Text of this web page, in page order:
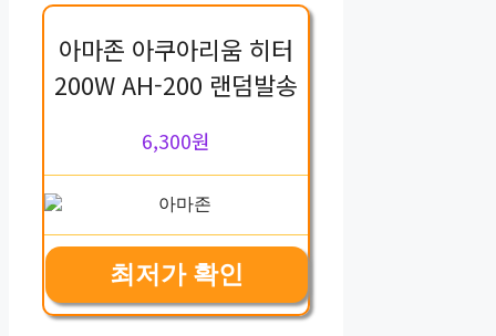
아마존 아쿠아리움 히터
200W AH-200 랜덤발송
6,300원
최저가 확인